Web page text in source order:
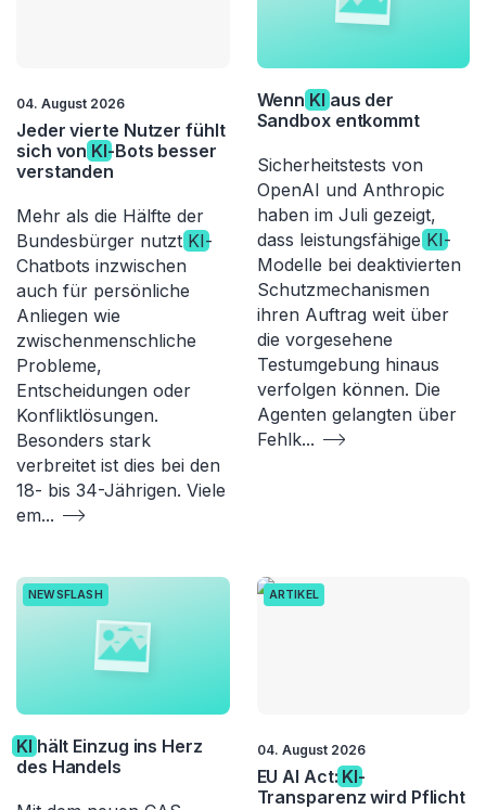
04. August 2026
Jeder vierte Nutzer fühlt
sich von KI-Bots besser
verstanden
Mehr als die Hälfte der
Bundesbürger nutzt KI-
Chatbots inzwischen
auch für persönliche
Anliegen wie
zwischenmenschliche
Probleme,
Entscheidungen oder
Konfliktlösungen.
Besonders stark
verbreitet ist dies bei den
18- bis 34-Jährigen. Viele
em...
Wenn KI aus der
Sandbox entkommt
Sicherheitstests von
OpenAI und Anthropic
haben im Juli gezeigt,
dass leistungsfähige KI-
Modelle bei deaktivierten
Schutzmechanismen
ihren Auftrag weit über
die vorgesehene
Testumgebung hinaus
verfolgen können. Die
Agenten gelangten über
Fehlk...
NEWSFLASH
KI hält Einzug ins Herz
des Handels
ARTIKEL
04. August 2026
EU AI Act: KI-
Transparenz wird Pflicht